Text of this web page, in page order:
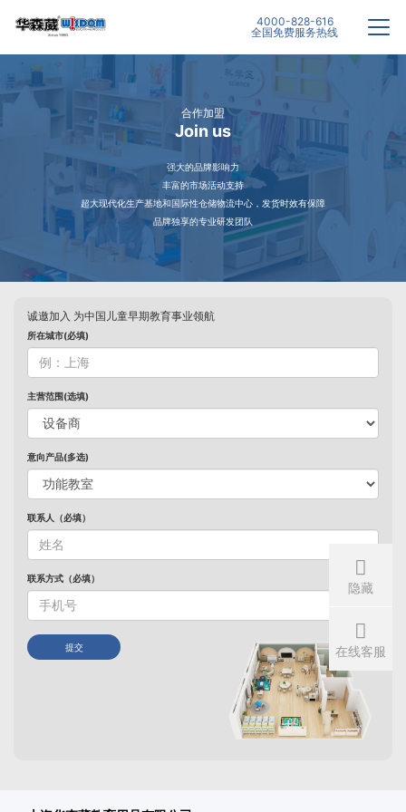
4000-828-616
全国免费服务热线
合作加盟
Join us
强大的品牌影响力
丰富的市场活动支持
超大现代化生产基地和国际性仓储物流中心，发货时效有保障
品牌独享的专业研发团队
诚邀加入 为中国儿童早期教育事业领航
所在城市(必填)
主营范围(选填)
意向产品(多选)
联系人（必填）
联系方式（必填）
提交
隐藏
在线客服